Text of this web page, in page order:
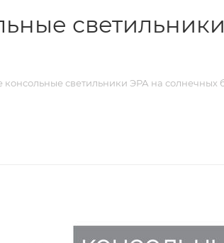
светильники ЭРА на солнечных